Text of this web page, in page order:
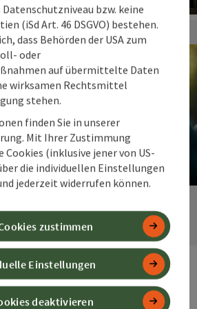
Datenschutzniveau bzw. keine
(iSd Art. 46 DSGVO) bestehen.
dass Behörden der USA zum
oder
auf übermittelte Daten
wirksamen Rechtsmittel
stehen.
finden Sie in unserer
Mit Ihrer Zustimmung
Cookies (inklusive jener von US-
die individuellen Einstellungen
jederzeit widerrufen können.
deaktivieren
Einstellungen
zustimmen